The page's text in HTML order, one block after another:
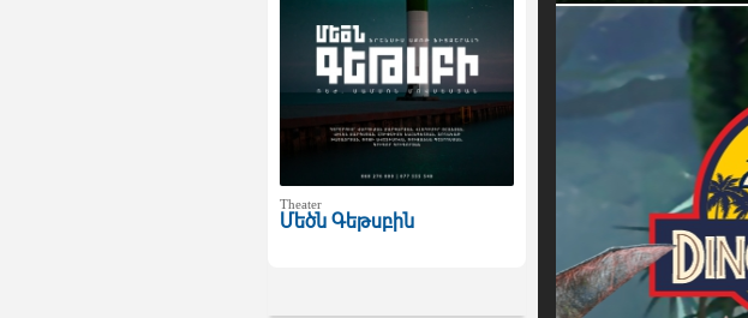
Theater
Մեծն Գեթսբին